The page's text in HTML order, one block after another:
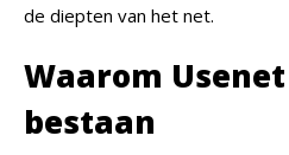
de diepten van het net.
Waarom
bestaan